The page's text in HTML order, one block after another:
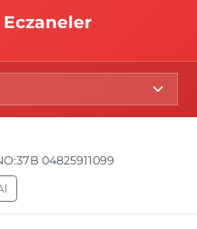
04825911099